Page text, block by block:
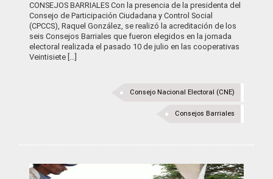
CONSEJOS BARRIALES Con la presencia de la presidenta del
Consejo de Participación Ciudadana y Control Social
(CPCCS), Raquel González, se realizó la acreditación de los
seis Consejos Barriales que fueron elegidos en la jornada
electoral realizada el pasado 10 de julio en las cooperativas
Veintisiete […]
Consejo Nacional Electoral (CNE)
Consejos Barriales